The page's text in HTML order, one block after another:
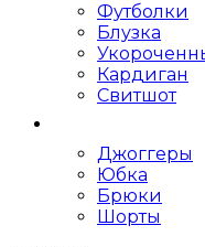
Футболки
Блузка
Кардиган
Свитшот
Джоггеры
Юбка
Брюки
Шорты